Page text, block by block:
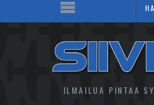
ILMAILUA PINTAA